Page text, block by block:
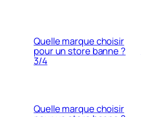
Quelle marque choisir
pour un store banne ?
3/4
Quelle marque choisir